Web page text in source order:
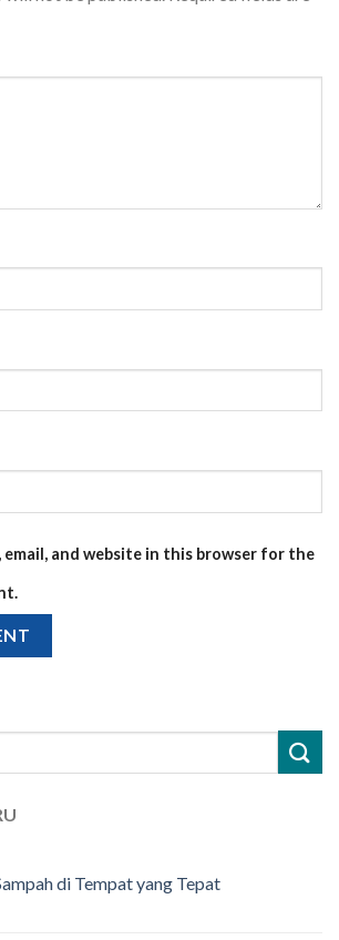
email, and website in this browser for the
di Tempat yang Tepat